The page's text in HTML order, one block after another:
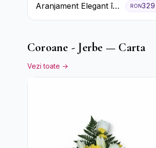
Aranjament Elegant în
Cutie Roz cu Trandafiri
RON329
Coroane - Jerbe — Carta
Vezi toate →